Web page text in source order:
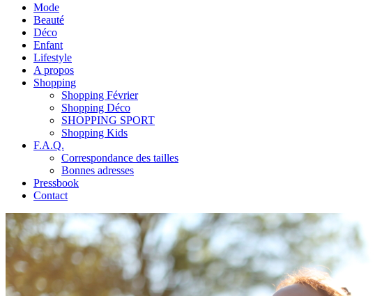
Mode
Beauté
Déco
Enfant
Lifestyle
A propos
Shopping
Shopping Février
Shopping Déco
SHOPPING SPORT
Shopping Kids
F.A.Q.
Correspondance des tailles
Bonnes adresses
Pressbook
Contact